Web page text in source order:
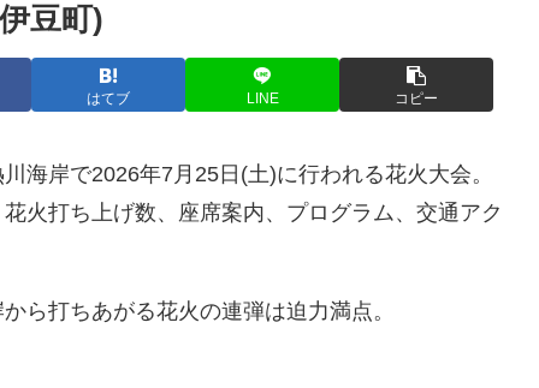
豆町)
はてブ LINE コピー
海岸で2026年7月25日(土)に行われる花火大会。
火打ち上げ数、座席案内、プログラム、交通アク
ら打ちあがる花火の連弾は迫力満点。